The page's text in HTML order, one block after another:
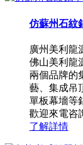
仿蘇州石紋
廣州美利龍
佛山美利龍
兩個品牌的
藝、集成吊
單板幕墻等
歡迎來電咨
了解詳情